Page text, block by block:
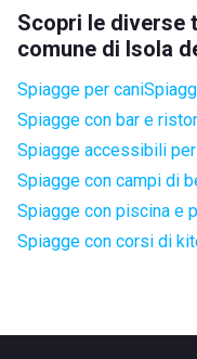
Scopri le diverse
comune di Isola
Spiagge per cani
Spiagge con bar e
Spiagge accessibili
Spiagge con campi di
Spiagge con piscina e
Spiagge con corsi di